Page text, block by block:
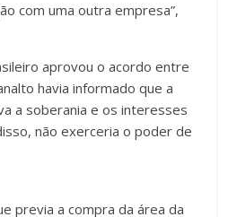
com uma outra empresa”,
aprovou o acordo entre
havia informado que a
a soberania e os interesses
não exerceria o poder de
previa a compra da área da